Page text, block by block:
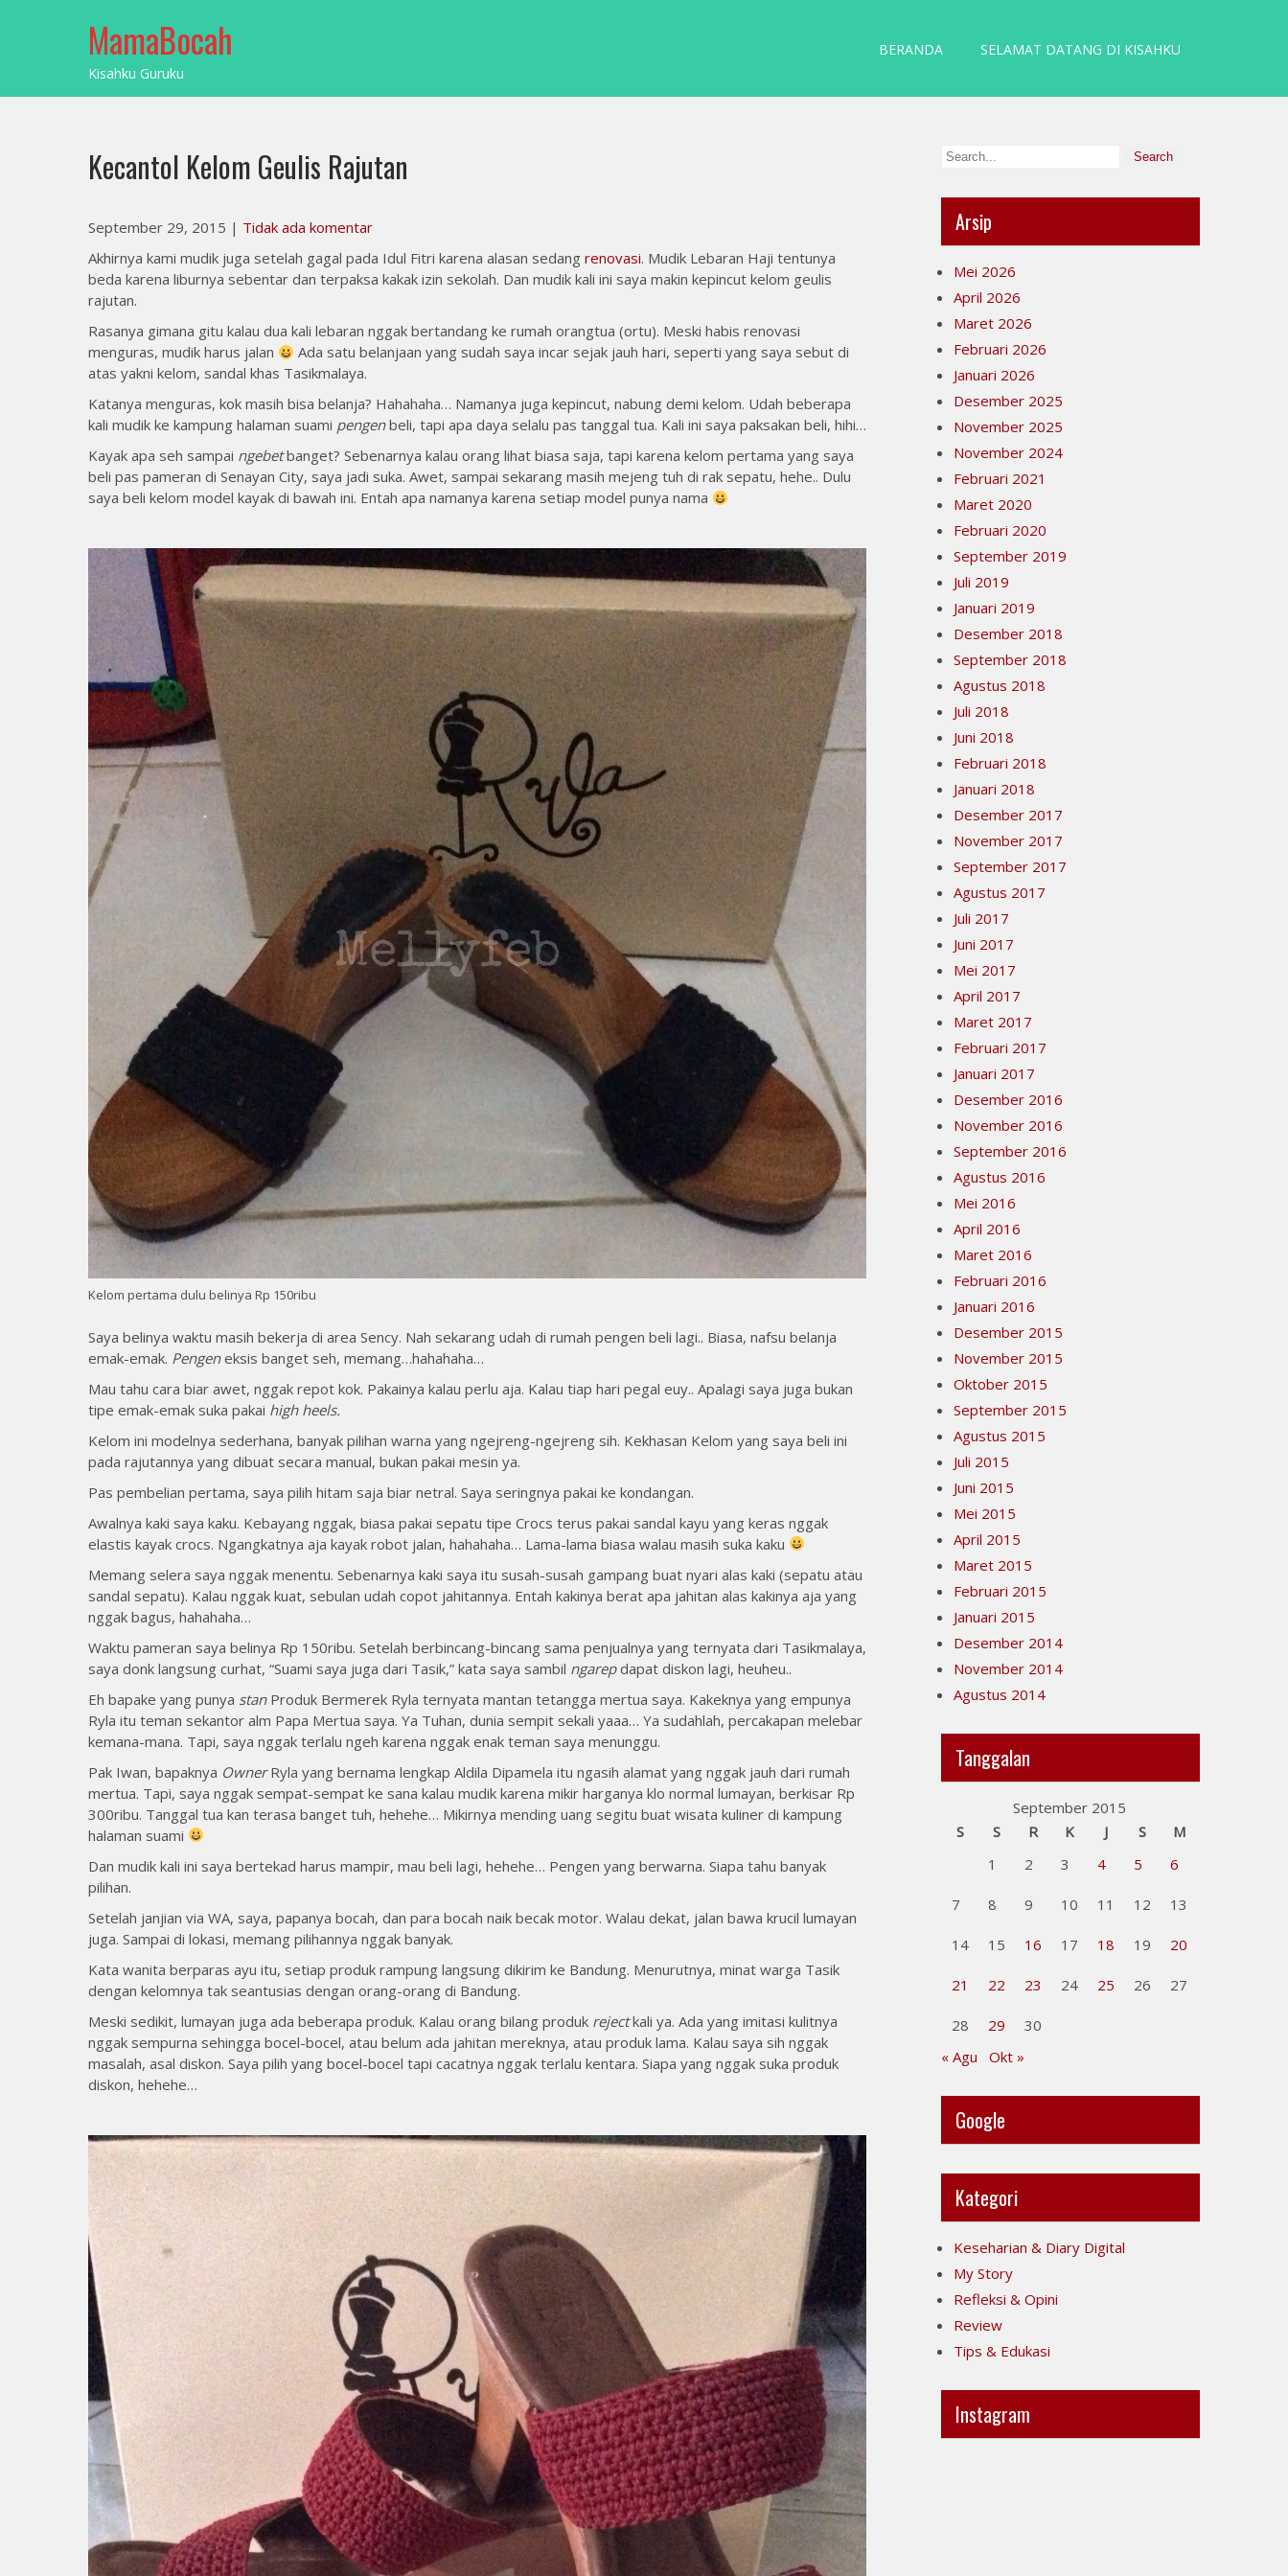
MamaBocah
Kisahku Guruku
BERANDA SELAMAT DATANG DI KISAHKU
Kecantol Kelom Geulis Rajutan
September 29, 2015 | Tidak ada komentar
Akhirnya kami mudik juga setelah gagal pada Idul Fitri karena alasan sedang renovasi. Mudik Lebaran Haji tentunya
beda karena liburnya sebentar dan terpaksa kakak izin sekolah. Dan mudik kali ini saya makin kepincut kelom geulis
rajutan.
Rasanya gimana gitu kalau dua kali lebaran nggak bertandang ke rumah orangtua (ortu). Meski habis renovasi
menguras, mudik harus jalan
Ada satu belanjaan yang sudah saya incar sejak jauh hari, seperti yang saya sebut di
atas yakni kelom, sandal khas Tasikmalaya.
Katanya menguras, kok masih bisa belanja? Hahahaha… Namanya juga kepincut, nabung demi kelom. Udah beberapa
kali mudik ke kampung halaman suami pengenbeli, tapi apa daya selalu pas tanggal tua. Kali ini saya paksakan beli, hihi…
Kayak apa seh sampai ngebetbanget? Sebenarnya kalau orang lihat biasa saja, tapi karena kelom pertama yang saya
beli pas pameran di Senayan City, saya jadi suka. Awet, sampai sekarang masih mejeng tuh di rak sepatu, hehe.. Dulu
saya beli kelom model kayak di bawah ini. Entah apa namanya karena setiap model punya nama
Kelom pertama dulu belinya Rp 150ribu
Saya belinya waktu masih bekerja di area Sency. Nah sekarang udah di rumah pengen beli lagi.. Biasa, nafsu belanja
emak-emak. Pengeneksis banget seh, memang…hahahaha…
Mau tahu cara biar awet, nggak repot kok. Pakainya kalau perlu aja. Kalau tiap hari pegal euy.. Apalagi saya juga bukan
tipe emak-emak suka pakai high heels.
Kelom ini modelnya sederhana, banyak pilihan warna yang ngejreng-ngejreng sih. Kekhasan Kelom yang saya beli ini
pada rajutannya yang dibuat secara manual, bukan pakai mesin ya.
Pas pembelian pertama, saya pilih hitam saja biar netral. Saya seringnya pakai ke kondangan.
Awalnya kaki saya kaku. Kebayang nggak, biasa pakai sepatu tipe Crocs terus pakai sandal kayu yang keras nggak
elastis kayak crocs. Ngangkatnya aja kayak robot jalan, hahahaha… Lama-lama biasa walau masih suka kaku
Memang selera saya nggak menentu. Sebenarnya kaki saya itu susah-susah gampang buat nyari alas kaki (sepatu atau
sandal sepatu). Kalau nggak kuat, sebulan udah copot jahitannya. Entah kakinya berat apa jahitan alas kakinya aja yang
nggak bagus, hahahaha…
Waktu pameran saya belinya Rp 150ribu. Setelah berbincang-bincang sama penjualnya yang ternyata dari Tasikmalaya,
saya donk langsung curhat, “Suami saya juga dari Tasik,” kata saya sambil ngarepdapat diskon lagi, heuheu..
Eh bapake yang punya stanProduk Bermerek Ryla ternyata mantan tetangga mertua saya. Kakeknya yang empunya
Ryla itu teman sekantor alm Papa Mertua saya. Ya Tuhan, dunia sempit sekali yaaa… Ya sudahlah, percakapan melebar
kemana-mana. Tapi, saya nggak terlalu ngeh karena nggak enak teman saya menunggu.
Pak Iwan, bapaknya OwnerRyla yang bernama lengkap Aldila Dipamela itu ngasih alamat yang nggak jauh dari rumah
mertua. Tapi, saya nggak sempat-sempat ke sana kalau mudik karena mikir harganya klo normal lumayan, berkisar Rp
300ribu. Tanggal tua kan terasa banget tuh, hehehe… Mikirnya mending uang segitu buat wisata kuliner di kampung
halaman suami
Dan mudik kali ini saya bertekad harus mampir, mau beli lagi, hehehe… Pengen yang berwarna. Siapa tahu banyak
pilihan.
Setelah janjian via WA, saya, papanya bocah, dan para bocah naik becak motor. Walau dekat, jalan bawa krucil lumayan
juga. Sampai di lokasi, memang pilihannya nggak banyak.
Kata wanita berparas ayu itu, setiap produk rampung langsung dikirim ke Bandung. Menurutnya, minat warga Tasik
dengan kelomnya tak seantusias dengan orang-orang di Bandung.
Meski sedikit, lumayan juga ada beberapa produk. Kalau orang bilang produk rejectkali ya. Ada yang imitasi kulitnya
nggak sempurna sehingga bocel-bocel, atau belum ada jahitan mereknya, atau produk lama. Kalau saya sih nggak
masalah, asal diskon. Saya pilih yang bocel-bocel tapi cacatnya nggak terlalu kentara. Siapa yang nggak suka produk
diskon, hehehe…
Arsip
Mei 2026
April 2026
Maret 2026
Februari 2026
Januari 2026
Desember 2025
November 2025
November 2024
Februari 2021
Maret 2020
Februari 2020
September 2019
Juli 2019
Januari 2019
Desember 2018
September 2018
Agustus 2018
Juli 2018
Juni 2018
Februari 2018
Januari 2018
Desember 2017
November 2017
September 2017
Agustus 2017
Juli 2017
Juni 2017
Mei 2017
April 2017
Maret 2017
Februari 2017
Januari 2017
Desember 2016
November 2016
September 2016
Agustus 2016
Mei 2016
April 2016
Maret 2016
Februari 2016
Januari 2016
Desember 2015
November 2015
Oktober 2015
September 2015
Agustus 2015
Juli 2015
Juni 2015
Mei 2015
April 2015
Maret 2015
Februari 2015
Januari 2015
Desember 2014
November 2014
Agustus 2014
Tanggalan
September 2015
S
S R K J S
M
1
2 3 4 5 6
7 8 9 10 11 12 13
14 15 16 17 18 19 20
21 22 23 24 25 26 27
28 29
30
« Agu
Okt »
Google
Kategori
Keseharian & Diary Digital
My Story
Refleksi & Opini
Review
Tips & Edukasi
Instagram